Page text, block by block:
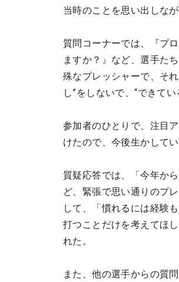
当時のことを思い出しな
質問コーナーでは、『プ
ますか？』など、選手た
殊なプレッシャーで、そ
し”をしないで、“できて
参加者のひとりで、注目
けたので、今後生かして
質疑応答では、「今年か
ど、緊張で思い通りのプ
して、「慣れるには経験
打つことだけを考えてほ
れた。
また、他の選手からの質